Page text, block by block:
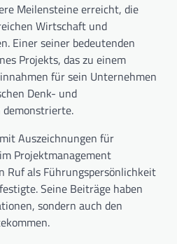
Meilensteine erreicht, die
Wirtschaft und
Einer seiner bedeutenden
Projekts, das zu einem
für sein Unternehmen
Denk- und
demonstrierte.
Auszeichnungen für
Projektmanagement
Ruf als Führungspersönlichkeit
Seine Beiträge haben
sondern auch den